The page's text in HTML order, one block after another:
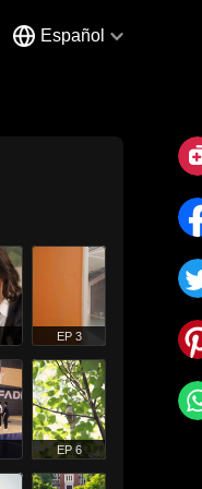
Español
EP 3
EP 6